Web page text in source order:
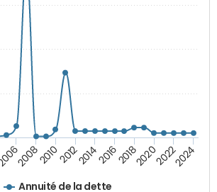
Annuité de la dette
200820102012201420162018202020222024